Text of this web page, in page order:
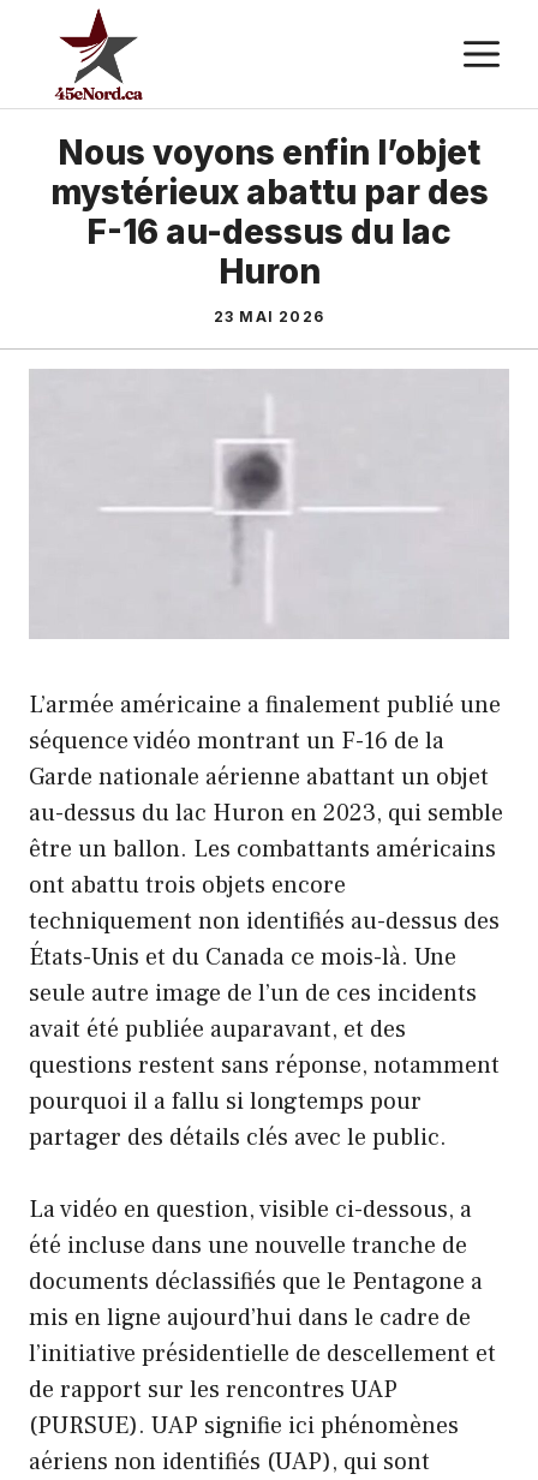
contenu
Nous voyons enfin l’objet
mystérieux abattu par des
F-16 au-dessus du lac
Huron
23 MAI 2026
L’armée américaine a finalement publié une
séquence vidéo montrant un F-16 de la
Garde nationale aérienne abattant un objet
au-dessus du lac Huron en 2023, qui semble
être un ballon. Les combattants américains
ont abattu trois objets encore
techniquement non identifiés au-dessus des
États-Unis et du Canada ce mois-là. Une
seule autre image de l’un de ces incidents
avait été publiée auparavant, et des
questions restent sans réponse, notamment
pourquoi il a fallu si longtemps pour
partager des détails clés avec le public.
La vidéo en question, visible ci-dessous, a
été incluse dans une nouvelle tranche de
documents déclassifiés que le Pentagone a
mis en ligne aujourd’hui dans le cadre de
l’initiative présidentielle de descellement et
de rapport sur les rencontres UAP
(PURSUE). UAP signifie ici phénomènes
aériens non identifiés (UAP), qui sont